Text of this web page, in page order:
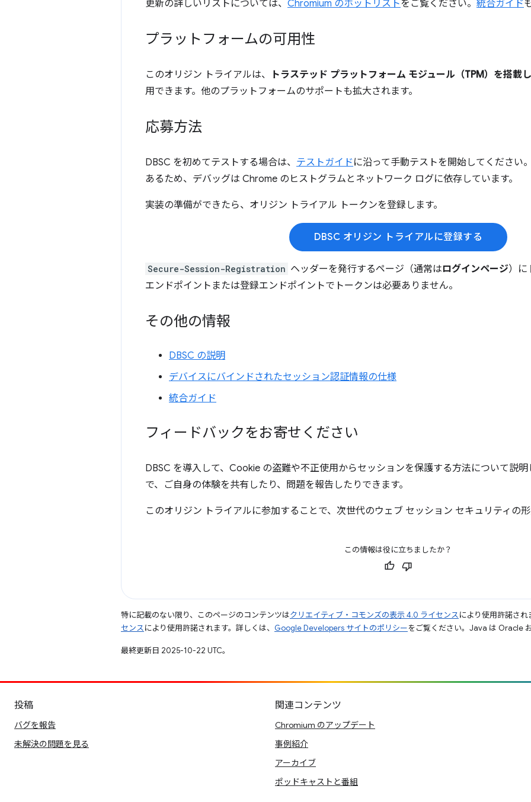
更新の詳しいリストについては、 Chromium のホットリストをご覧ください。 統合ガイド
プラットフォームの可用性
このオリジン トライアルは、
トラステッド プラットフォーム モジュール（TPM）を搭載
用できます。他のプラットフォームのサポートも拡大されます。
応募方法
DBSC を初めてテストする場合は、 テストガイド に沿って手動テストを開始してください
あるため、デバッグは Chrome のヒストグラムとネットワーク ログに依存しています。
実装の準備ができたら、オリジン トライアル トークンを登録します。
DBSC オリジン トライアルに登録する
Secure-Session-Registration ヘッダーを発行するページ（通常はログインページ）に
エンドポイントまたは登録エンドポイントでトークンは必要ありません。
その他の情報
DBSC の説明
デバイスにバインドされたセッション認証情報の仕様
統合ガイド
フィードバックをお寄せください
DBSC を導入して、Cookie の盗難や不正使用からセッションを保護する方法について説
で、ご自身の体験を共有したり、問題を報告したりできます。
このオリジン トライアルに参加することで、次世代のウェブ セッション セキュリティの
この情報は役に立ちましたか？
特に記載のない限り、このページのコンテンツはクリエイティブ・コモンズの表示 4.0 ライセンスにより使用許諾さ
センスにより使用許諾されます。詳しくは、 Google Developers サイトのポリシーをご覧ください。Java は Oracle
最終更新日 2025-10-22 UTC。
投稿
バグを報告
未解決の問題を見る
関連コンテンツ
Chromium のアップデート
事例紹介
アーカイブ
ポッドキャストと番組